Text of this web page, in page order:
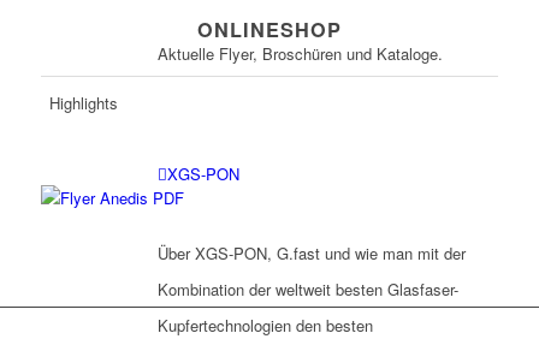
Aktuelle Flyer, Broschüren und Kataloge.
Highlights
XGS-PON
Über XGS-PON, G.fast und wie man mit der
Kombination der weltweit besten Glasfaser-
Kupfertechnologien den besten
ONLINESHOP